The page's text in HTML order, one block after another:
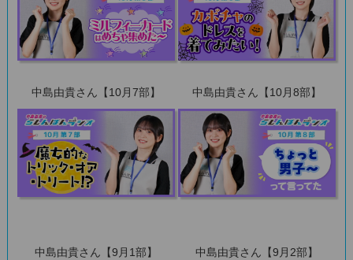
中島由貴さん【10月7部】 中島由貴さん【10月8部】
中島由貴さん【9月1部】 中島由貴さん【9月2部】